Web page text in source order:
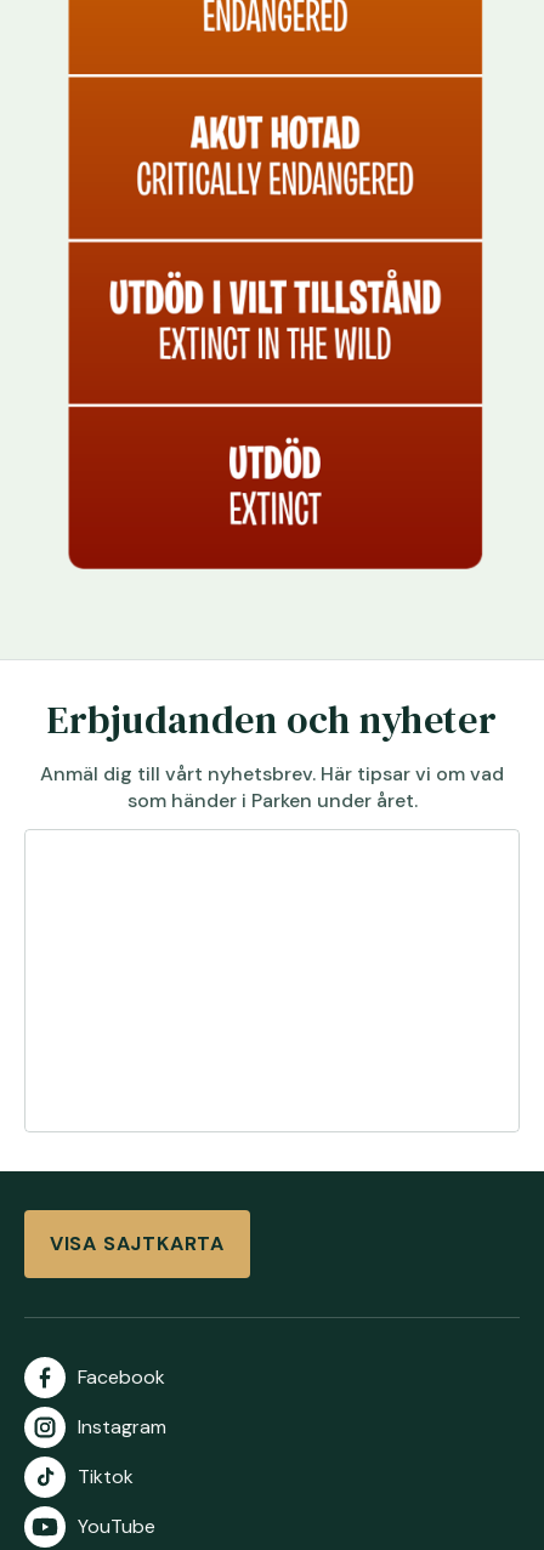
Erbjudanden och nyheter
Anmäl dig till vårt nyhetsbrev. Här tipsar vi om vad
som händer i Parken under året.
VISA SAJTKARTA
Facebook
Instagram
Tiktok
YouTube